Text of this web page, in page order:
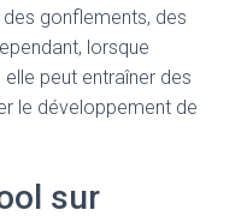
gonflements, des
lorsque
peut entraîner des
le développement de
sur